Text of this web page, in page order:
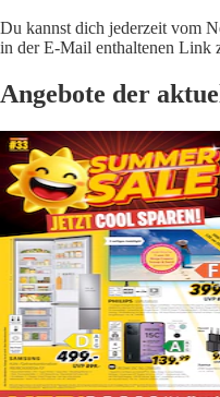
Du kannst dich jederzeit vom
in der E-Mail enthaltenen Link
Angebote der